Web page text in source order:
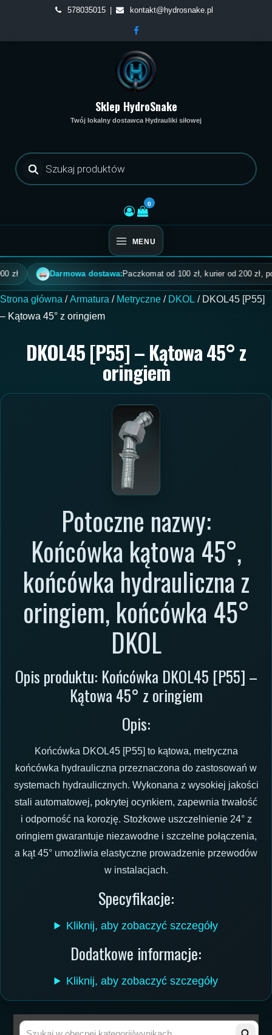
content
578035015 kontakt@hydrosnake.pl
Sklep HydroSnake
Twój lokalny dostawca Hydrauliki siłowej
Wyszukiwarka
produktów
0
MENU
Darmowa dostawa:Paczkomat od 100 zł, kurier od 200 zł,
Strona główna /Armatura / Metryczne / DKOL / DKOL45 [P55]
– Kątowa 45° z oringiem
DKOL45 [P55] – Kątowa 45° z
oringiem
Potoczne nazwy:
Końcówka kątowa 45°,
końcówka hydrauliczna z
oringiem, końcówka 45°
DKOL
Opis produktu: Końcówka DKOL45 [P55] –
Kątowa 45° z oringiem
Opis:
Końcówka DKOL45 [P55] to kątowa, metryczna
końcówka hydrauliczna przeznaczona do zastosowań w
systemach hydraulicznych. Wykonana z wysokiej jakości
stali automatowej, pokrytej ocynkiem, zapewnia trwałość
i odporność na korozję. Stożkowe uszczelnienie 24° z
oringiem gwarantuje niezawodne i szczelne połączenia,
a kąt 45° umożliwia elastyczne prowadzenie przewodów
w instalacjach.
Specyfikacje:
Kliknij, aby zobaczyć szczegóły
Dodatkowe informacje:
Kliknij, aby zobaczyć szczegóły